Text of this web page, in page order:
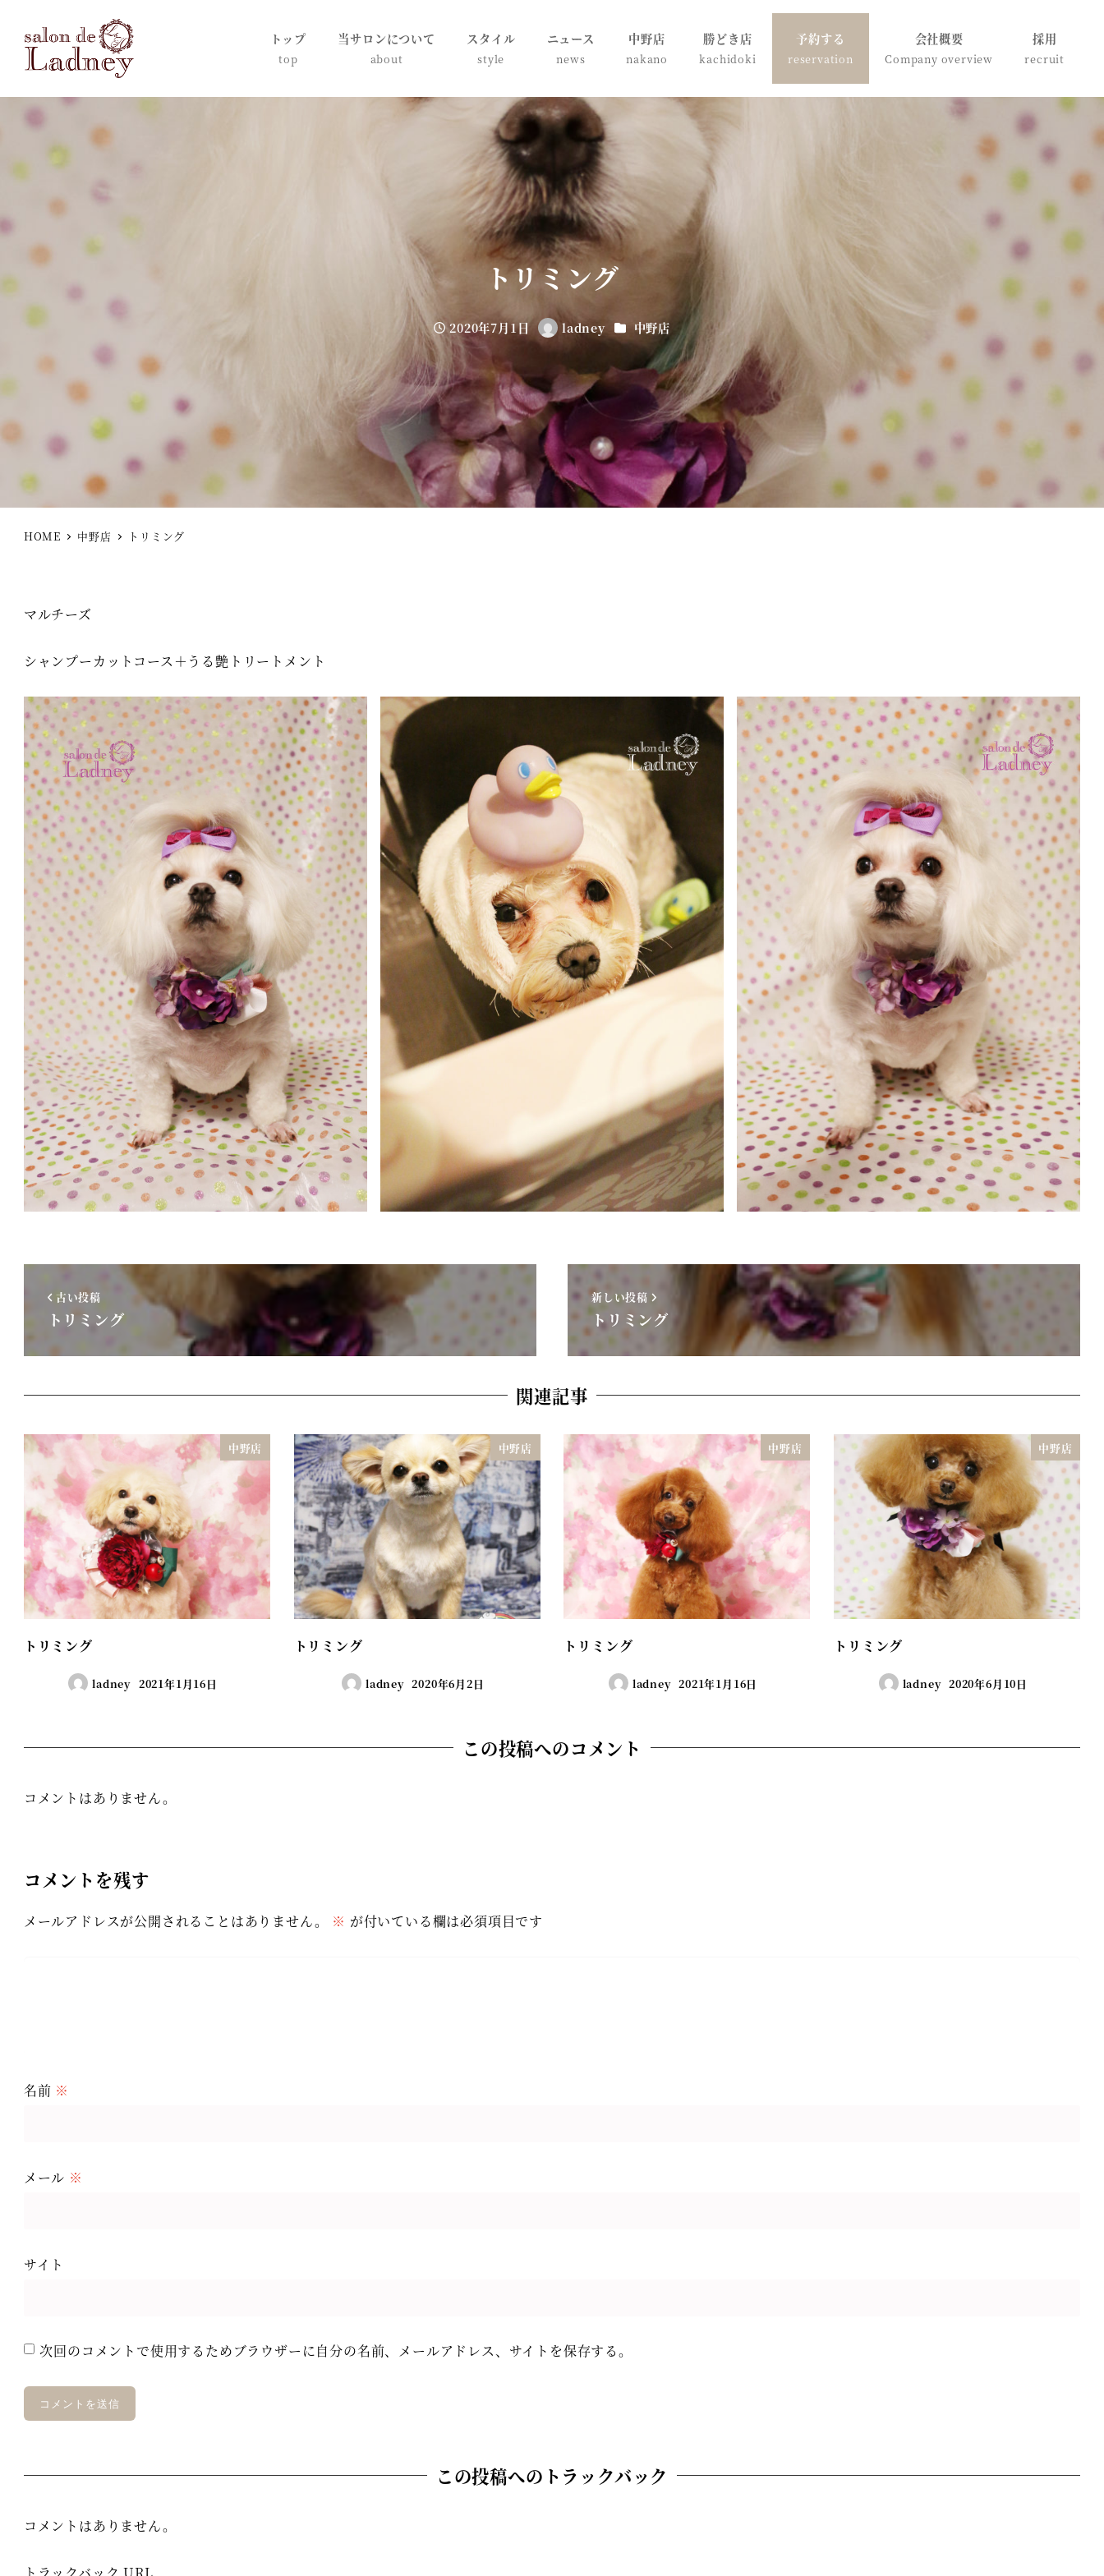
トップ
top
当サロンについて
about
スタイル
style
ニュース
news
中野店
nakano
勝どき店
kachidoki
予約する
reservation
会社概要
Company overview
採用
recruit
トリミング
投稿日
2020年7月1日
著
ladney カテゴリー
中野店
HOME 中野店 トリミング
マルチーズ
シャンプーカットコース＋うる艶トリートメント
古い投稿
トリミング
新しい投稿
トリミング
関連記事
中野店
トリミング
ladney 2021年1月16日
中野店
トリミング
ladney 2020年6月2日
中野店
トリミング
ladney 2021年1月16日
中野店
トリミング
ladney 2020年6月10日
この投稿へのコメント
コメントはありません。
コメントを残す
メールアドレスが公開されることはありません。 ※ が付いている欄は必須項目です
名前 ※
メール ※
サイト
次回のコメントで使用するためブラウザーに自分の名前、メールアドレス、サイトを保存する。
この投稿へのトラックバック
コメントはありません。
トラックバック URL